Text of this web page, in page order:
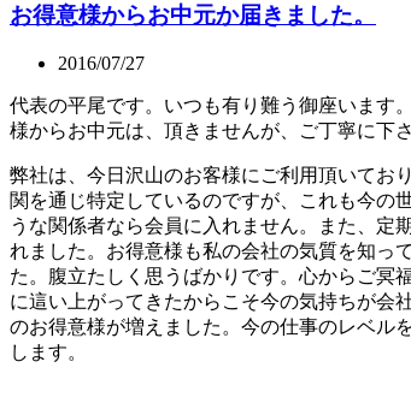
お得意様からお中元か届きました。
2016/07/27
代表の平尾です。いつも有り難う御座います
様からお中元は、頂きませんが、ご丁寧に下
弊社は、今日沢山のお客様にご利用頂いてお
関を通じ特定しているのですが、これも今の
うな関係者なら会員に入れません。また、定
れました。お得意様も私の会社の気質を知っ
た。腹立たしく思うばかりです。心からご冥
に這い上がってきたからこそ今の気持ちが会
のお得意様が増えました。今の仕事のレベル
します。